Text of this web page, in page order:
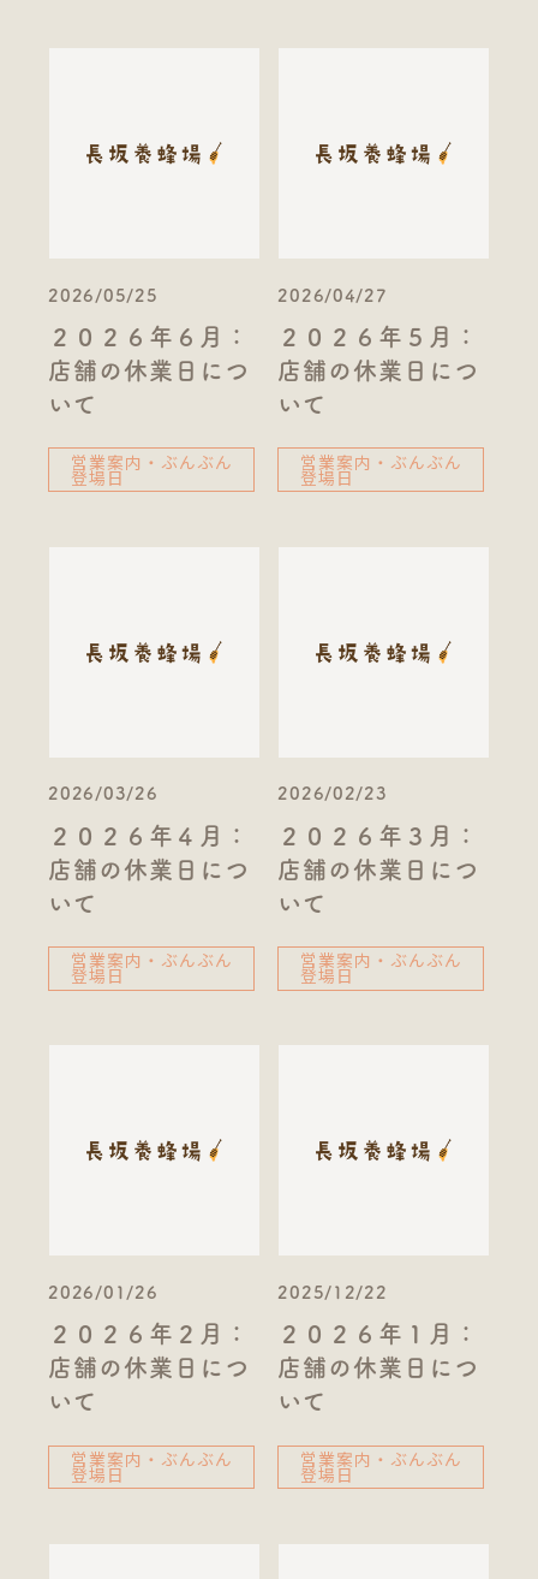
2026/05/25
２０２６年６月：
店舗の休業日につ
いて
営業案内・ぶんぶん
登場日
2026/04/27
２０２６年５月：
店舗の休業日につ
いて
営業案内・ぶんぶん
登場日
2026/03/26
２０２６年４月：
店舗の休業日につ
いて
営業案内・ぶんぶん
登場日
2026/02/23
２０２６年３月：
店舗の休業日につ
いて
営業案内・ぶんぶん
登場日
2026/01/26
２０２６年２月：
店舗の休業日につ
いて
営業案内・ぶんぶん
登場日
2025/12/22
２０２６年１月：
店舗の休業日につ
いて
営業案内・ぶんぶん
登場日